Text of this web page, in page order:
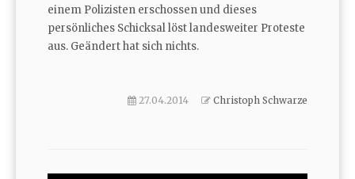
einem Polizisten erschossen und dieses
persönliches Schicksal löst landesweiter Proteste
aus. Geändert hat sich nichts.
27.04.2014 Christoph Schwarze